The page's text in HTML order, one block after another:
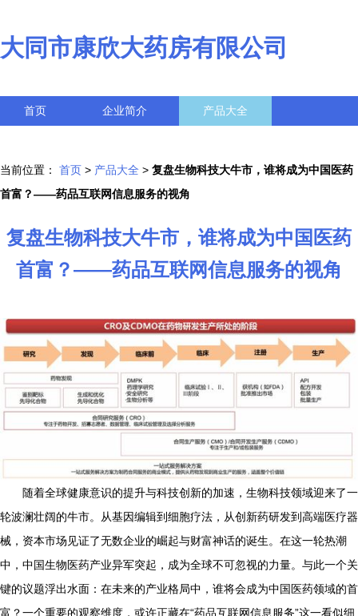
大同市康欣大药房有限公司
首页 企业简介 产品大全
当前位置： 首页 > 产品大全 > 复盘生物科技大牛市，谁将成为中国医药
首富？——药品互联网信息服务的视角
复盘生物科技大牛市，谁将成为中国医药
首富？——药品互联网信息服务的视角
随着全球健康意识的提升与科技创新的加速，生物科技领域迎来了一
轮波澜壮阔的牛市。从基因编辑到细胞疗法，从创新药研发到高端医疗器
械，资本市场见证了无数企业的崛起与财富神话的诞生。在这一轮热潮
中，中国生物医药产业异军突起，成为全球不可忽视的力量。与此一个关
键的议题浮出水面：在未来的产业格局中，谁将会成为中国医药领域的首
富？一个重要的观察维度，或许正藏在“药品互联网信息服务”这一看似细